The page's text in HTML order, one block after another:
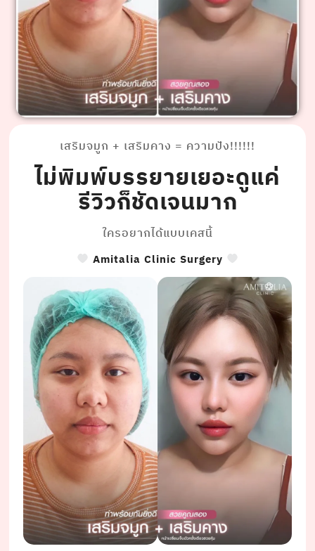
เสริมจมูก + เสริมคาง = ความปัง!!!!!!
ไม่พิมพ์บรรยายเยอะดูแค่
รีวิวก็ชัดเจนมาก
ใครอยากได้แบบเคสนี้
Amitalia Clinic Surgery